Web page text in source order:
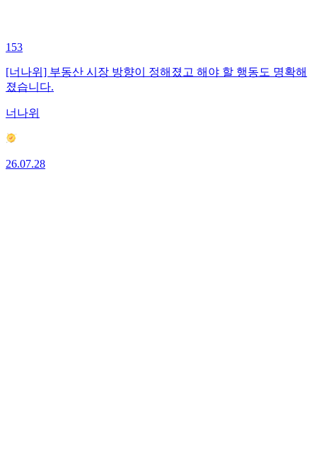
153
[너나위] 부동산 시장 방향이 정해졌고 해야 할 행동도 명확해
졌습니다.
너나위
26.07.28